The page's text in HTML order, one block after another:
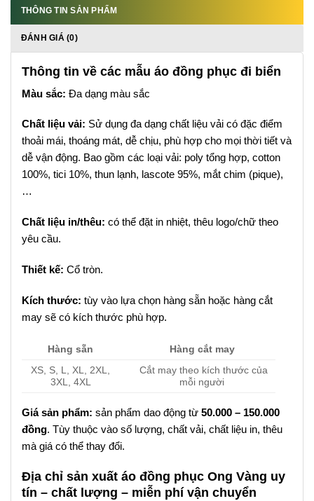
THÔNG TIN SẢN PHẨM
ĐÁNH GIÁ (0)
Thông tin về các mẫu áo đồng phục đi biển
Màu sắc: Đa dạng màu sắc
Chất liệu vải: Sử dụng đa dạng chất liệu vải có đặc điểm
thoải mái, thoáng mát, dễ chịu, phù hợp cho mọi thời tiết và
dễ vận động. Bao gồm các loại vải: poly tổng hợp, cotton
100%, tici 10%, thun lạnh, lascote 95%, mắt chim (pique),
…
Chất liệu in/thêu: có thể đặt in nhiệt, thêu logo/chữ theo
yêu cầu.
Thiết kế: Cổ tròn.
Kích thước: tùy vào lựa chọn hàng sẵn hoặc hàng cắt
may sẽ có kích thước phù hợp.
Hàng sẵn
Hàng cắt may
XS, S, L, XL, 2XL,
3XL, 4XL
Cắt may theo kích thước của
mỗi người
Giá sản phẩm: sản phẩm dao động từ 50.000 – 150.000
đồng. Tùy thuộc vào số lượng, chất vải, chất liệu in, thêu
mà giá có thể thay đổi.
Địa chỉ sản xuất áo đồng phục Ong Vàng uy
tín – chất lượng – miễn phí vận chuyển